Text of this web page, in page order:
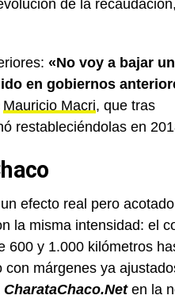
de la recaudación,
«No voy a bajar un
en gobiernos
Mauricio Macri, que tras
restableciéndolas en
efecto real pero
la misma intensidad: el
600 y 1.000 kilómetros
con márgenes ya
CharataChaco.Neten la